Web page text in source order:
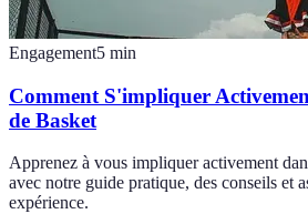
Engagement5 min
Comment S'impliquer
de Basket
Apprenez à vous impliquer activement
avec notre guide pratique, des conseils et
expérience.